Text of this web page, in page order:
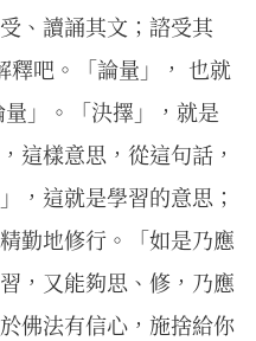
、讀誦其文；諮受其
釋吧。「論量」， 也就
」。「決擇」，就是
這樣意思，從這句話，
，這就是學習的意思；
勤地修行。「如是乃應
，又能夠思、修，乃應
佛法有信心，施捨給你